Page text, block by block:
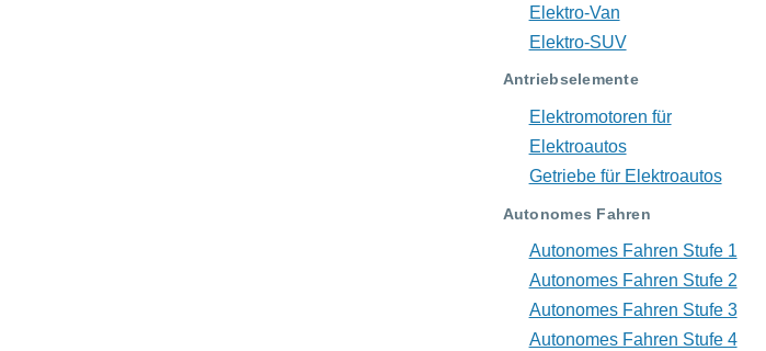
Elektro-Van
Elektro-SUV
Antriebselemente
Elektromotoren für
Elektroautos
Getriebe für Elektroautos
Autonomes Fahren
Autonomes Fahren Stufe 1
Autonomes Fahren Stufe 2
Autonomes Fahren Stufe 3
Autonomes Fahren Stufe 4